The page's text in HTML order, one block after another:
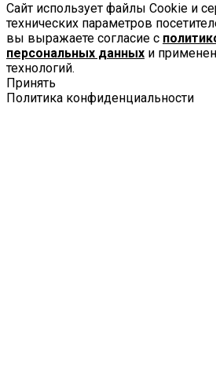
Сайт использует файлы Cookie и
технических параметров
вы выражаете согласие с
персональных данных и
технологий.
Принять
Политика конфиденциальности